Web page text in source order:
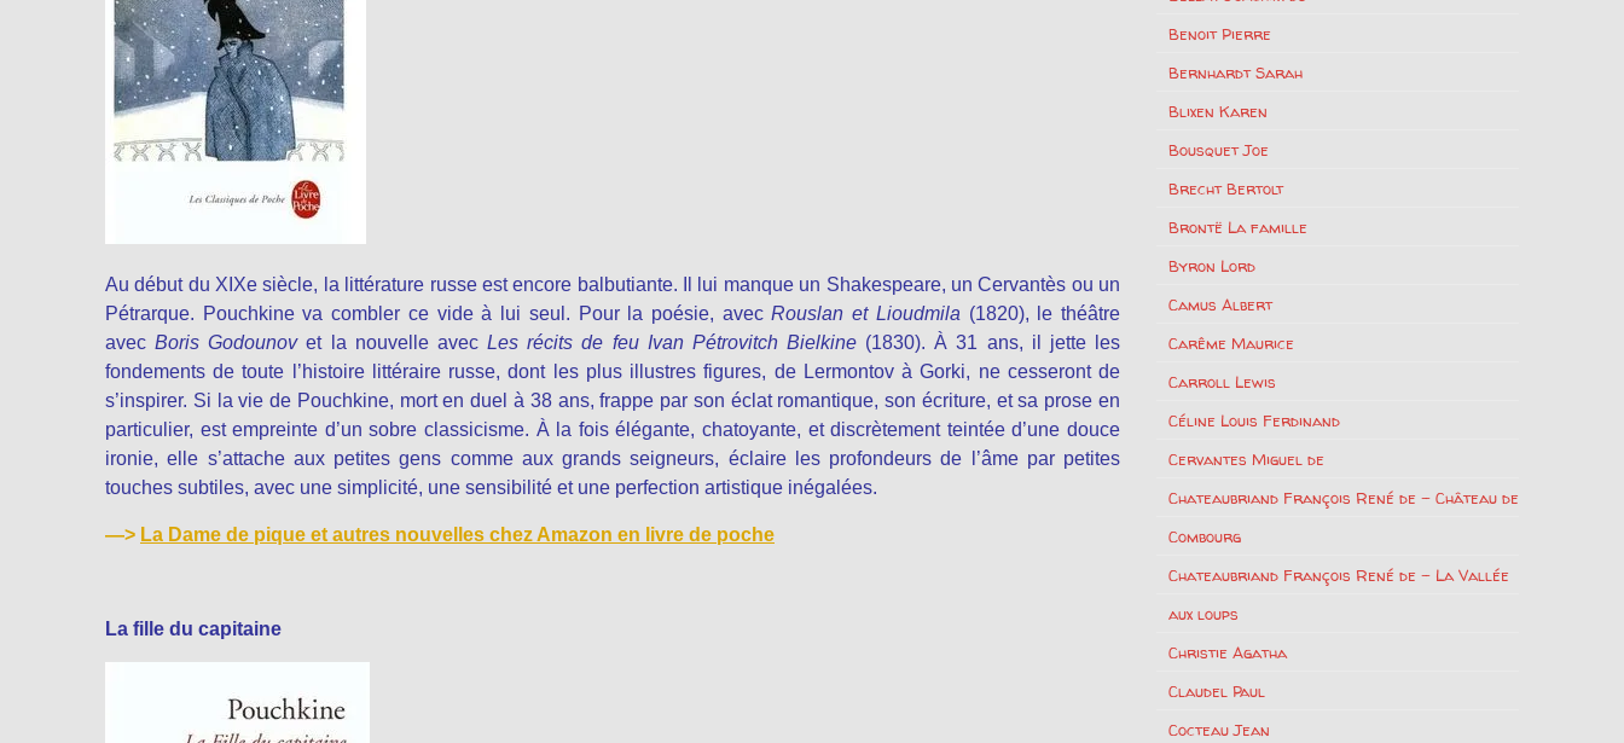
Au début du XIXe siècle, la littérature russe est encore balbutiante. Il lui manque un Shakespeare, un Cervantès ou un
Pétrarque. Pouchkine va combler ce vide à lui seul. Pour la poésie, avecRouslan et Lioudmila (1820), le théâtre
avecBoris Godounovet la nouvelle avecLes récits de feu Ivan Pétrovitch Bielkine(1830). À 31 ans, il jette les
fondements de toute l’histoire littéraire russe, dont les plus illustres figures, de Lermontov à Gorki, ne cesseront de
s’inspirer. Si la vie de Pouchkine, mort en duel à 38 ans, frappe par son éclat romantique, son écriture, et sa prose en
particulier, est empreinte d’un sobre classicisme. À la fois élégante, chatoyante, et discrètement teintée d’une douce
ironie, elle s’attache aux petites gens comme aux grands seigneurs, éclaire les profondeurs de l’âme par petites
touches subtiles, avec une simplicité, une sensibilité et une perfection artistique inégalées.
—> La Dame de pique et autres nouvelles chez Amazon en livre de poche
La fille du capitaine
Benoit Pierre
Bernhardt Sarah
Blixen Karen
Bousquet Joe
Brecht Bertolt
Brontë La famille
Byron Lord
Camus Albert
Carême Maurice
Carroll Lewis
Céline Louis Ferdinand
Cervantes Miguel de
Chateaubriand François René de – Château de
Combourg
Chateaubriand François René de – La Vallée
aux loups
Christie Agatha
Claudel Paul
Cocteau Jean